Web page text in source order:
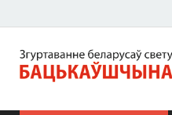
ЗБС "Бацькаўшчына"